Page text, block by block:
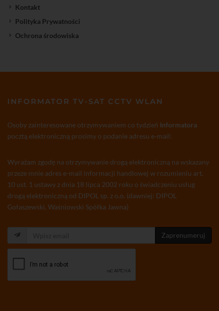
Kontakt
Polityka Prywatności
Ochrona środowiska
INFORMATOR TV-SAT CCTV WLAN
Osoby zainteresowane otrzymywaniem co tydzień Informatora
pocztą elektroniczną prosimy o podanie adresu e-mail:
Wyrażam zgodę na otrzymywanie drogą elektroniczną na wskazany
przeze mnie adres e-mail informacji handlowej w rozumieniu art.
10 ust. 1 ustawy z dnia 18 lipca 2002 roku o świadczeniu usług
drogą elektroniczną od DIPOL sp. z o.o. (dawniej: DIPOL
Gołaszewski, Waśniowski Spółka Jawna)
Zaprenumeruj